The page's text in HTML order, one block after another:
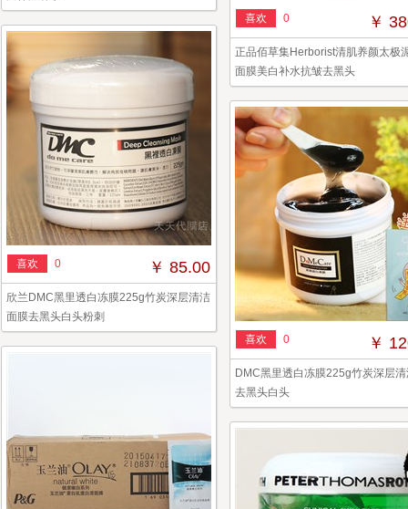
喜欢
0 ￥
正品佰草集Herborist清肌养颜太极
面膜美白补水抗皱去黑头
喜欢 0 ￥ 85.00
欣兰DMC黑里透白冻膜225g竹炭深层清洁
面膜去黑头白头粉刺
喜欢
0 ￥
DMC黑里透白冻膜225g竹炭深层
去黑头白头